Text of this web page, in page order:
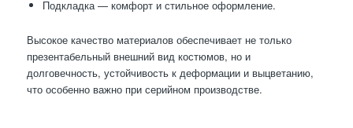
Подкладка — комфорт и стильное оформление.
Высокое качество материалов обеспечивает не только
презентабельный внешний вид костюмов, но и
долговечность, устойчивость к деформации и выцветанию,
что особенно важно при серийном производстве.